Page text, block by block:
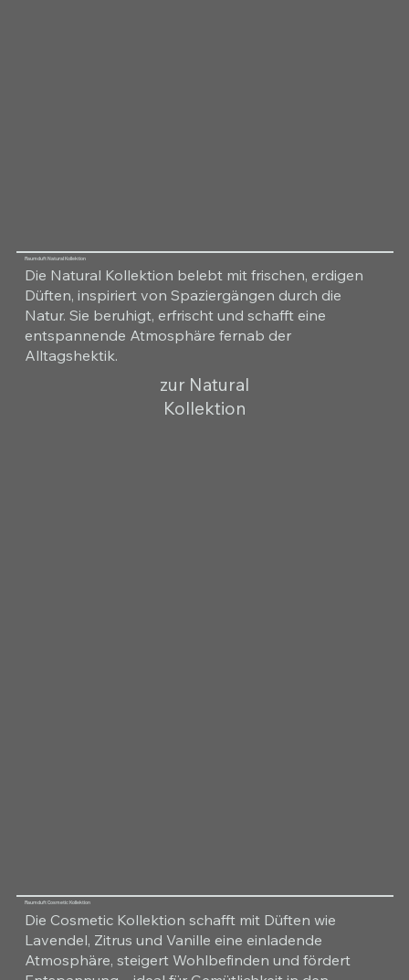
Raumduft Natural Kollektion
Die Natural Kollektion belebt mit frischen, erdigen
Düften, inspiriert von Spaziergängen durch die
Natur. Sie beruhigt, erfrischt und schafft eine
entspannende Atmosphäre fernab der
Alltagshektik.
zur Natural
Kollektion
Raumduft Cosmetic Kollektion
Die Cosmetic Kollektion schafft mit Düften wie
Lavendel, Zitrus und Vanille eine einladende
Atmosphäre, steigert Wohlbefinden und fördert